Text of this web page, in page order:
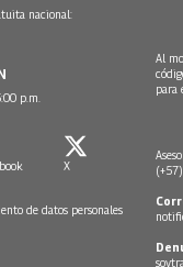
nacional:
p.m.
X
de datos personales
Al
para